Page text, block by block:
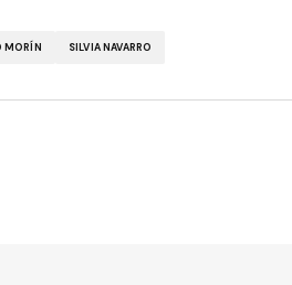
MORÍN SILVIA NAVARRO